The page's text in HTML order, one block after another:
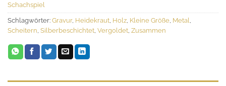
Schachspiel
Schlagwörter: Gravur, Heidekraut Holz Kleine Größe Metal
Scheitern Silberbeschichtet Vergoldet Zusammen